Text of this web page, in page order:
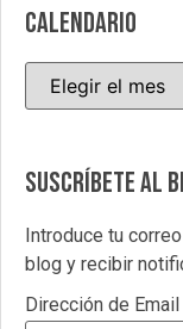
CALENDARIO
Suscríbete al
Introduce tu
blog y recibir
Dirección de Email